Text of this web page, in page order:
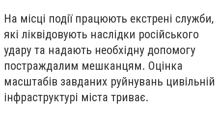
На місці події працюють екстрені служби,
які ліквідовують наслідки російського
удару та надають необхідну допомогу
постраждалим мешканцям. Оцінка
масштабів завданих руйнувань цивільній
інфраструктурі міста триває.